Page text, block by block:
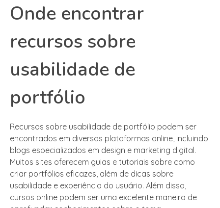
Onde encontrar
recursos sobre
usabilidade de
portfólio
Recursos sobre usabilidade de portfólio podem ser
encontrados em diversas plataformas online, incluindo
blogs especializados em design e marketing digital.
Muitos sites oferecem guias e tutoriais sobre como
criar portfólios eficazes, além de dicas sobre
usabilidade e experiência do usuário. Além disso,
cursos online podem ser uma excelente maneira de